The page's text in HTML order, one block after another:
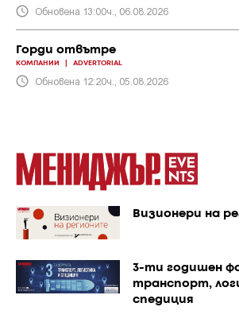
Обновена 13:00ч., 06.08.2026
Горди отвътре
КОМПАНИИ ADVERTORIAL
Обновена 12:20ч., 05.08.2026
Визионери на
3-ти годишен
транспорт,
спедиция